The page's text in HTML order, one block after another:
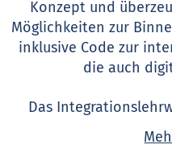
Konzept und
Möglichkeiten zur
inklusive Code zur
die auch
Das
Übungen und
Standarddeutsch und